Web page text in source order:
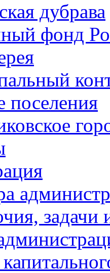
дубрава
фонд
поселения
задачи